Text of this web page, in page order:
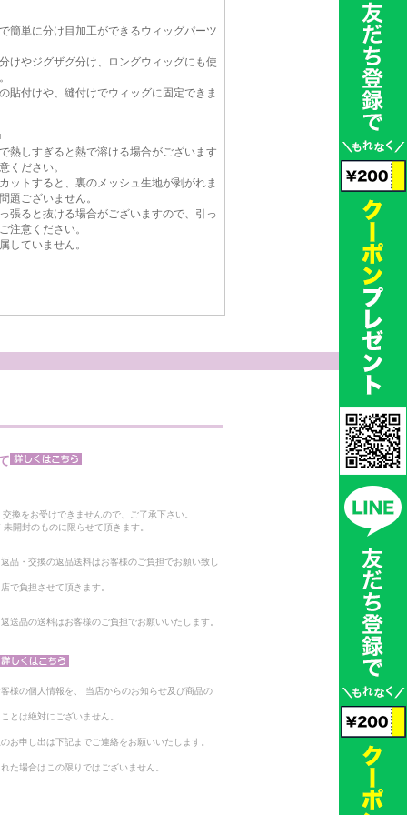
簡単に分け目加工ができるウィッグパーツ
けやジグザグ分け、ロングウィッグにも使
貼付けや、縫付けでウィッグに固定できま
熱しすぎると熱で溶ける場合がございます
ください。
ットすると、裏のメッシュ生地が剥がれま
題ございません。
張ると抜ける場合がございますので、引っ
注意ください。
していません。
換をお受けできませんので、ご了承下さい。
開封のものに限らせて頂きます。
品・交換の返品送料はお客様のご負担でお願い致し
で負担させて頂きます。
送品の送料はお客様のご負担でお願いいたします。
様の個人情報を、 当店からのお知らせ及び商品の
とは絶対にございません。
お申し出は下記までご連絡をお願いいたします。
た場合はこの限りではございません。